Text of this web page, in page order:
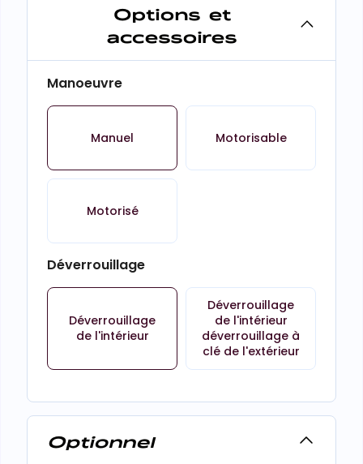
Options et
accessoires
Manoeuvre
Manuel Motorisable
Motorisé
Déverrouillage
Déverrouillage
de l'intérieur
Déverrouillage
de l'intérieur
déverrouillage à
clé de l'extérieur
Optionnel